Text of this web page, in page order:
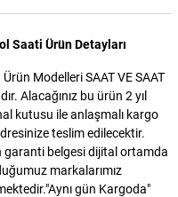
Saati Ürün Detayları
Ürün Modelleri SAAT VE SAAT
Alacağınız bu ürün 2 yıl
kutusu ile anlaşmalı kargo
teslim edilecektir.
garanti belgesi dijital ortamda
markalarımız
gün Kargoda"